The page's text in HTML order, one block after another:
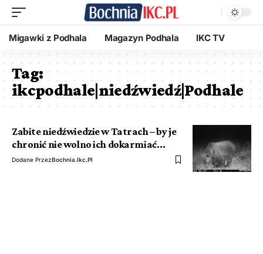
Migawki z Podhala Magazyn Podhala IKC TV
Tag:
ikcpodhale|niedźwiedź|Podhale
Zabite niedźwiedzie w Tatrach – by je
chronić nie wolno ich dokarmiać…
Dodane PrzezBochnia.ikc.pl